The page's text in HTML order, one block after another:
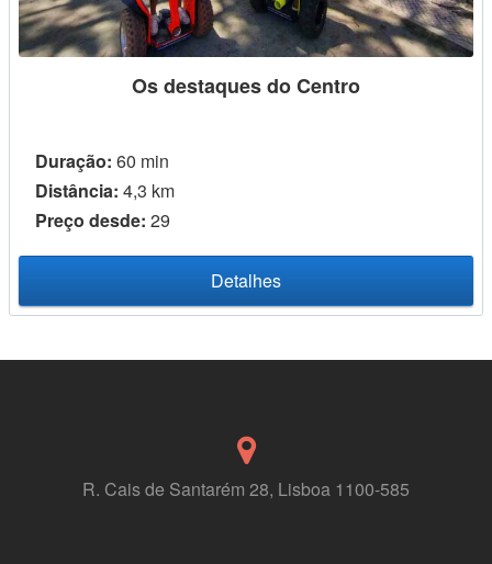
Os destaques do Centro
Duração: 60 min
Distância: 4,3 km
Preço desde: 29
Detalhes
R. Cais de Santarém 28, Lisboa 1100-585